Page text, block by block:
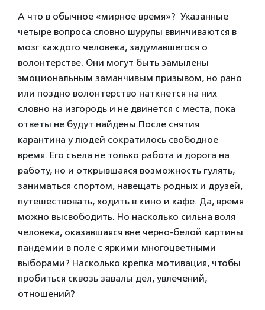
А что в обычное «мирное время»? Указанные
четыре вопроса словно шурупы ввинчиваются в
мозг каждого человека, задумавшегося о
волонтерстве. Они могут быть замылены
эмоциональным заманчивым призывом, но рано
или поздно волонтерство наткнется на них
словно на изгородь и не двинется с места, пока
ответы не будут найдены.После снятия
карантина у людей сократилось свободное
время. Его съела не только работа и дорога на
работу, но и открывшаяся возможность гулять,
заниматься спортом, навещать родных и друзей,
путешествовать, ходить в кино и кафе. Да, время
можно высвободить. Но насколько сильна воля
человека, оказавшаяся вне черно-белой картины
пандемии в поле с яркими многоцветными
выборами? Насколько крепка мотивация, чтобы
пробиться сквозь завалы дел, увлечений,
отношений?